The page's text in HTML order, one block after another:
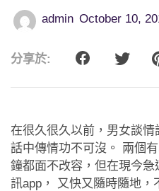
服務
愛情故事
約會技巧
應用程式
admin October 10,
分享於:
在很久很久以前，男女談
話中傳情功不可沒。 兩個
鐘都面不改容，但在現今
訊app， 又快又隨時隨地